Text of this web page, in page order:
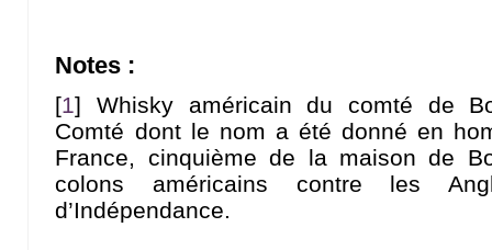
Notes :
[1]Whisky américain du comté de
Comté dont le nom a été donné en
France, cinquième de la maison de
colons américains contre les
d’Indépendance.